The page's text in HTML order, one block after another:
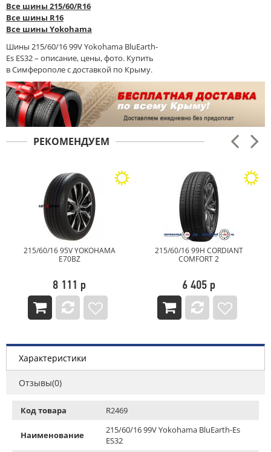
Все шины 215/60/R16
Все шины R16
Все шины Yokohama
Шины 215/60/16 99V Yokohama BluEarth-
Es ES32 – описание, цены, фото. Купить
в Симферополе с доставкой по Крыму.
РЕКОМЕНДУЕМ
215/60/16 95V YOKOHAMA
E70BZ
8 111 р
215/60/16 99H CORDIANT
COMFORT 2
6 405 р
Характеристики
Отзывы(0)
Код товара R2469
Наименование
215/60/16 99V Yokohama BluEarth-Es
ES32